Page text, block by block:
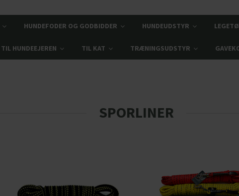
HUNDEFODER OG GODBIDDER HUNDEUDSTYR
TIL HUNDEEJEREN TIL KAT TRÆNINGSUDSTYR
SPORLINER